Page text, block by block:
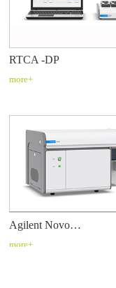
RTCA -DP
more+
Agilent Novo…
more+